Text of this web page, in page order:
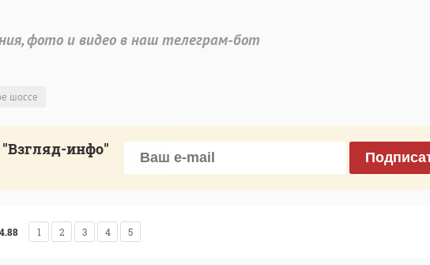
фото и видео в наш телеграм-бот
шоссе
инфо"
4.88 1 2 3 4 5